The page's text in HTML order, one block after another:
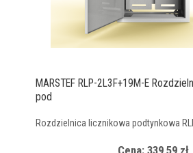
MARSTEF RLP-2L3F+19M-E
pod
Rozdzielnica licznikowa podtynkowa
Cena: 339,59 zł